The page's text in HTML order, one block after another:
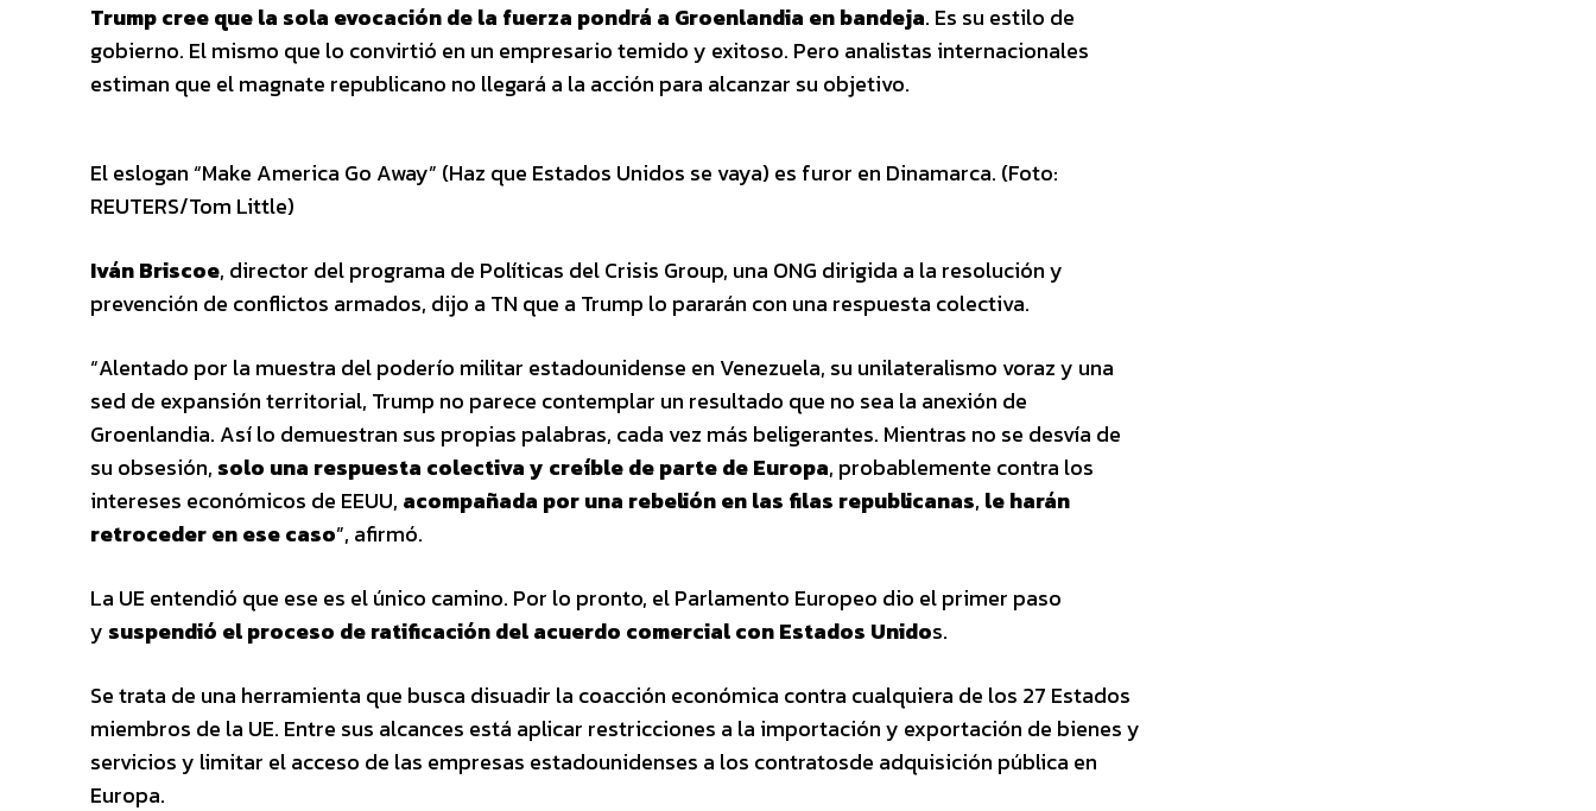
Trump cree que la sola evocación de la fuerza pondrá a Groenlandia en bandeja. Es su estilo de
gobierno. El mismo que lo convirtió en un empresario temido y exitoso. Pero analistas internacionales
estiman que el magnate republicano no llegará a la acción para alcanzar su objetivo.
El eslogan “Make America Go Away” (Haz que Estados Unidos se vaya) es furor en Dinamarca. (Foto:
REUTERS/Tom Little)
Iván Briscoe, director del programa de Políticas del Crisis Group, una ONG dirigida a la resolución y
prevención de conflictos armados, dijo a TN que a Trump lo pararán con una respuesta colectiva.
“Alentado por la muestra del poderío militar estadounidense en Venezuela, su unilateralismo voraz y una
sed de expansión territorial, Trump no parece contemplar un resultado que no sea la anexión de
Groenlandia. Así lo demuestran sus propias palabras, cada vez más beligerantes. Mientras no se desvía de
su obsesión, solo una respuesta colectiva y creíble de parte de Europa, probablemente contra los
intereses económicos de EEUU, acompañada por una rebelión en las filas republicanas, le harán
retroceder en ese caso”, afirmó.
La UE entendió que ese es el único camino. Por lo pronto, el Parlamento Europeo dio el primer paso
y suspendió el proceso de ratificación del acuerdo comercial con Estados Unidos.
Se trata de una herramienta que busca disuadir la coacción económica contra cualquiera de los 27 Estados
miembros de la UE. Entre sus alcances está aplicar restricciones a la importación y exportación de bienes y
servicios y limitar el acceso de las empresas estadounidenses a los contratosde adquisición pública en
Europa.